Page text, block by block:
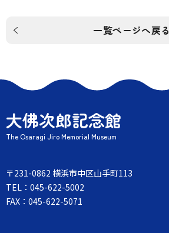
一覧ページへ戻る
大佛次郎記念館
The Osaragi Jiro Memorial Museum
〒231-0862 横浜市中区山手町113
TEL：045-622-5002
FAX：045-622-5071